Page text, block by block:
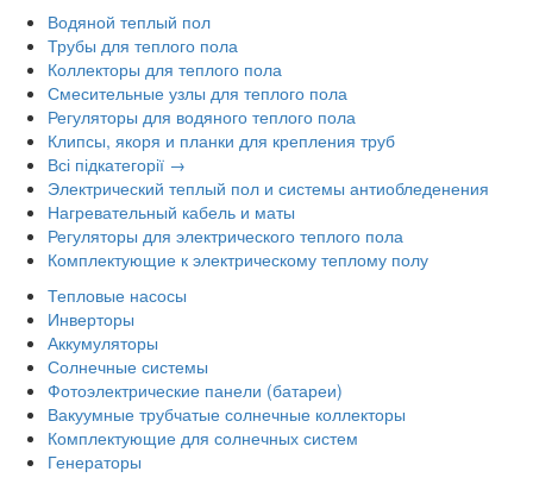
Водяной теплый пол
Трубы для теплого пола
Коллекторы для теплого пола
Смесительные узлы для теплого пола
Регуляторы для водяного теплого пола
Клипсы, якоря и планки для крепления труб
Всі підкатегорії →
Электрический теплый пол и системы антиобледенения
Нагревательный кабель и маты
Регуляторы для электрического теплого пола
Комплектующие к электрическому теплому полу
Тепловые насосы
Инверторы
Аккумуляторы
Солнечные системы
Фотоэлектрические панели (батареи)
Вакуумные трубчатые солнечные коллекторы
Комплектующие для солнечных систем
Генераторы